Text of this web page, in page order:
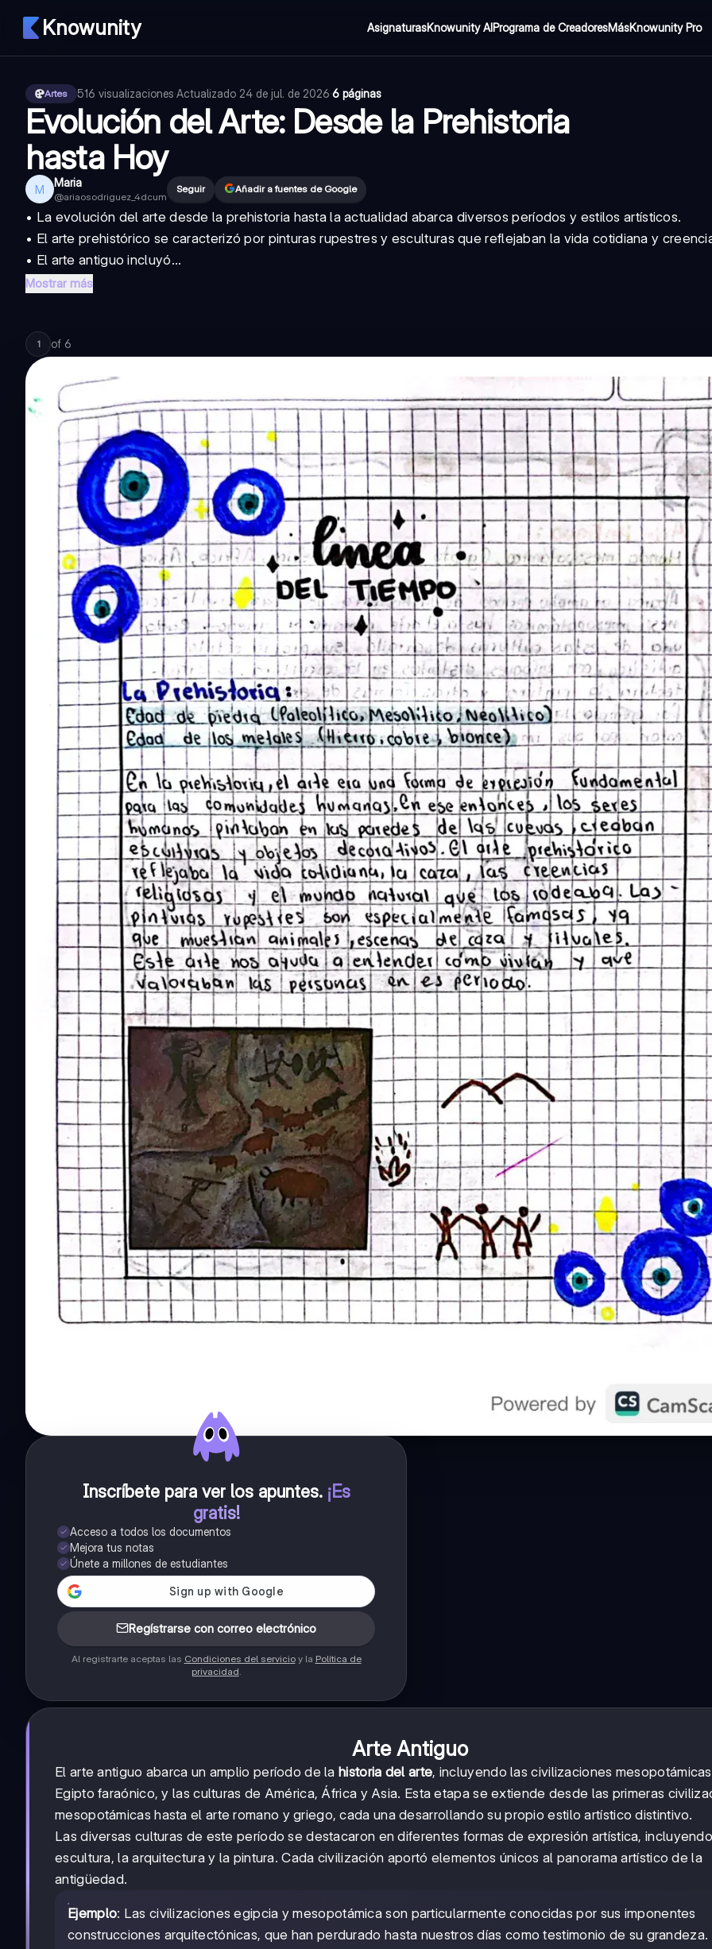
Knowunity AsignaturasKnowunity AIPrograma de CreadoresMásKnowunity Pro
Artes 516 visualizaciones·Actualizado 24 de jul. de 2026·6 páginas
Evolución del Arte: Desde la Prehistoria
hasta Hoy
M Maria
@ariaosodriguez_4dcum
Seguir Añadir a fuentes de Google
• La evolución del arte desde la prehistoria hasta la actualidad abarca diversos períodos y estilos artísticos.
• El arte prehistórico se caracterizó por pinturas rupestres y esculturas que reflejaban la vida cotidiana y
• El arte antiguo incluyó...
Mostrar más
1 of 6
Inscríbete para ver los apuntes. ¡Es
gratis!
Acceso a todos los documentos
Mejora tus notas
Únete a millones de estudiantes
Regístrarse con correo electrónico
Al registrarte aceptas las Condiciones del servicioy la Política de
privacidad.
Arte Antiguo
El arte antiguo abarca un amplio período de la historia del arte, incluyendo las civilizaciones
Egipto faraónico, y las culturas de América, África y Asia. Esta etapa se extiende desde las primeras
mesopotámicas hasta el arte romano y griego, cada una desarrollando su propio estilo artístico distintivo.
Las diversas culturas de este período se destacaron en diferentes formas de expresión artística,
escultura, la arquitectura y la pintura. Cada civilización aportó elementos únicos al panorama artístico de la
antigüedad.
Ejemplo: Las civilizaciones egipcia y mesopotámica son particularmente conocidas por sus imponentes
construcciones arquitectónicas, que han perdurado hasta nuestros días como testimonio de su grandeza.